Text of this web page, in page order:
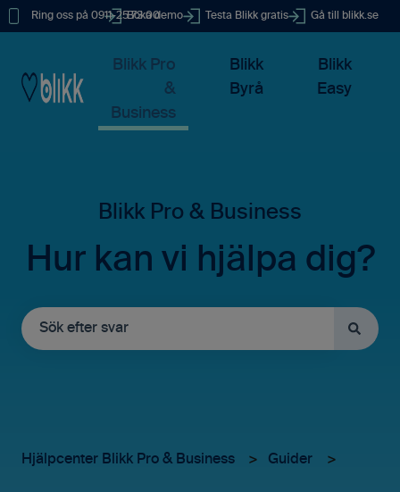
Ring oss på 0911-25 73 00
Boka demo Testa Blikk gratis Gå till blikk.se
Blikk Pro
&
Business
Blikk
Byrå
Blikk
Easy
Hur kan vi hjälpa dig?
Hjälpcenter Blikk Pro & Business Guider